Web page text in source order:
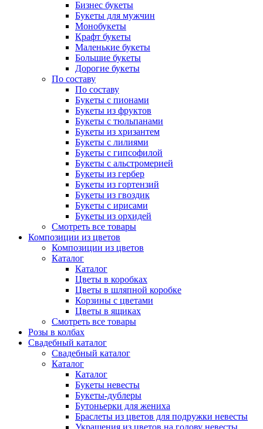
Бизнес букеты
Букеты для мужчин
Монобукеты
Крафт букеты
Маленькие букеты
Большие букеты
Дорогие букеты
По составу
По составу
Букеты с пионами
Букеты из фруктов
Букеты с тюльпанами
Букеты из хризантем
Букеты с лилиями
Букеты с гипсофилой
Букеты с альстромерией
Букеты из гербер
Букеты из гортензий
Букеты из гвоздик
Букеты с ирисами
Букеты из орхидей
Смотреть все товары
Композиции из цветов
Композиции из цветов
Каталог
Каталог
Цветы в коробках
Цветы в шляпной коробке
Корзины с цветами
Цветы в ящиках
Смотреть все товары
Розы в колбах
Свадебный каталог
Свадебный каталог
Каталог
Каталог
Букеты невесты
Букеты-дублеры
Бутоньерки для жениха
Браслеты из цветов для подружки невесты